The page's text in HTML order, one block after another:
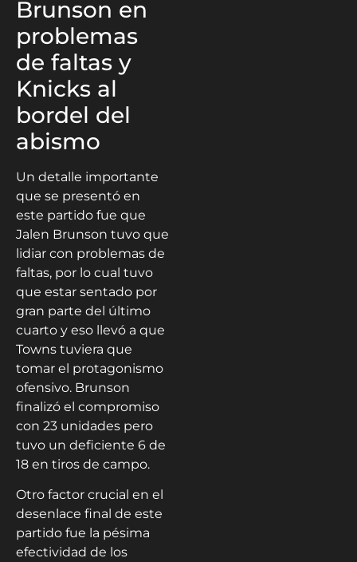
Brunson en
problemas
de faltas y
Knicks al
bordel del
abismo
Un detalle importante
que se presentó en
este partido fue que
Jalen Brunson tuvo que
lidiar con problemas de
faltas, por lo cual tuvo
que estar sentado por
gran parte del último
cuarto y eso llevó a que
Towns tuviera que
tomar el protagonismo
ofensivo. Brunson
finalizó el compromiso
con 23 unidades pero
tuvo un deficiente 6 de
18 en tiros de campo.
Otro factor crucial en el
desenlace final de este
partido fue la pésima
efectividad de los